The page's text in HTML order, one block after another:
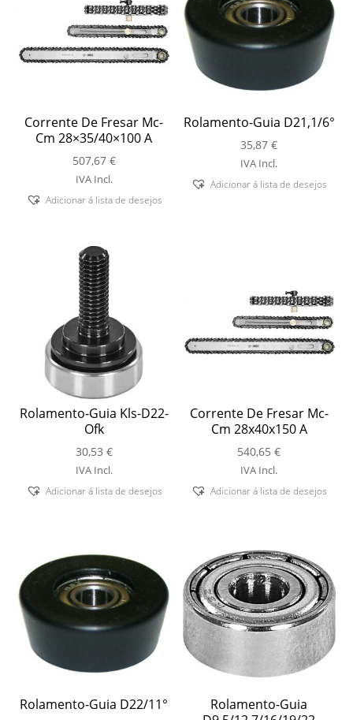
Corrente De Fresar Mc-
Cm 28×35/40×100 A
507,67 €
IVA Incl.
Adicionar á lista de desejos
Rolamento-Guia D21,1/6°
35,87€
IVA Incl.
Adicionar á lista de desejos
Rolamento-Guia Kls-D22-
Ofk
30,53 €
IVA Incl.
Adicionar á lista de desejos
Corrente De Fresar Mc-
Cm 28x40x150 A
540,65€
IVA Incl.
Adicionar á lista de desejos
Rolamento-Guia D22/11°
Rolamento-Guia